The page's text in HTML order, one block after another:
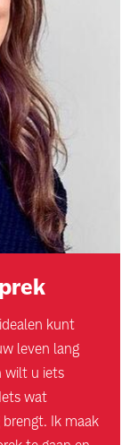
kunt
leven lang
wilt u iets
wat
Ik maak